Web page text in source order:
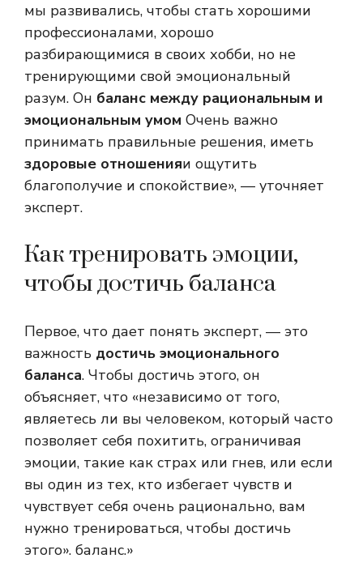
мы развивались, чтобы стать хорошими
профессионалами, хорошо
разбирающимися в своих хобби, но не
тренирующими свой эмоциональный
разум. Он баланс между рациональным и
эмоциональным умом Очень важно
принимать правильные решения, иметь
здоровые отношенияи ощутить
благополучие и спокойствие», — уточняет
эксперт.
Как тренировать эмоции,
чтобы достичь баланса
Первое, что дает понять эксперт, — это
важность достичь эмоционального
баланса. Чтобы достичь этого, он
объясняет, что «независимо от того,
являетесь ли вы человеком, который часто
позволяет себя похитить, ограничивая
эмоции, такие как страх или гнев, или если
вы один из тех, кто избегает чувств и
чувствует себя очень рационально, вам
нужно тренироваться, чтобы достичь
этого». баланс.»